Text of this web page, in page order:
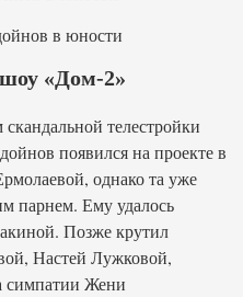
«Дом-2»
телестройки
появился на проекте в
однако та уже
парнем. Ему удалось
Позже крутил
Настей Лужковой,
симпатии Жени